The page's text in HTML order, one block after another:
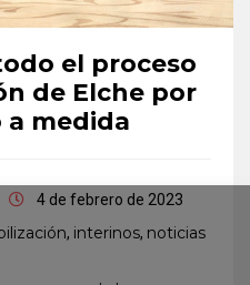
el proceso
de Elche por
a medida
4 de febrero de 2023
, interinos, noticias